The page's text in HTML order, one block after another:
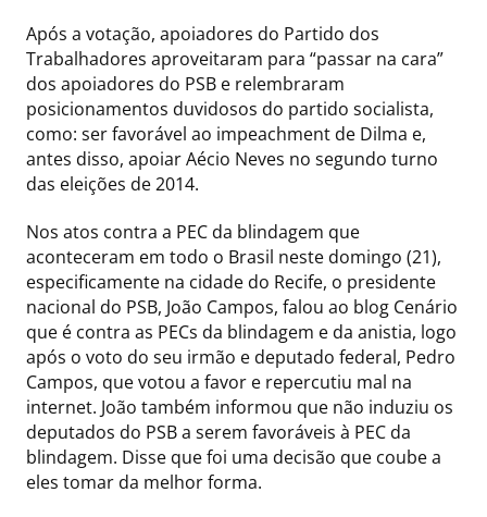
Após a votação, apoiadores do Partido dos
Trabalhadores aproveitaram para “passar na cara”
dos apoiadores do PSB e relembraram
posicionamentos duvidosos do partido socialista,
como: ser favorável ao impeachment de Dilma e,
antes disso, apoiar Aécio Neves no segundo turno
das eleições de 2014.
Nos atos contra a PEC da blindagem que
aconteceram em todo o Brasil neste domingo (21),
especificamente na cidade do Recife, o presidente
nacional do PSB, João Campos, falou ao blog Cenário
que é contra as PECs da blindagem e da anistia, logo
após o voto do seu irmão e deputado federal, Pedro
Campos, que votou a favor e repercutiu mal na
internet. João também informou que não induziu os
deputados do PSB a serem favoráveis à PEC da
blindagem. Disse que foi uma decisão que coube a
eles tomar da melhor forma.